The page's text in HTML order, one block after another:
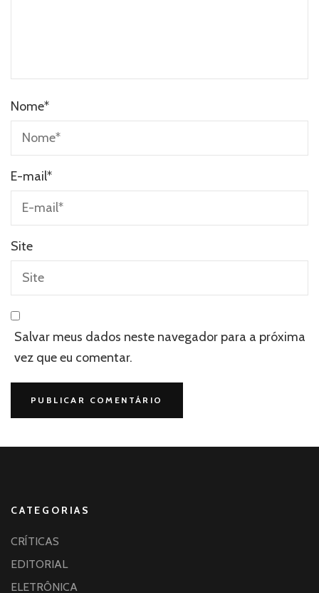
Nome*
E-mail*
Site
Salvar meus dados neste navegador para a próxima
vez que eu comentar.
CATEGORIAS
CRÍTICAS
EDITORIAL
ELETRÔNICA